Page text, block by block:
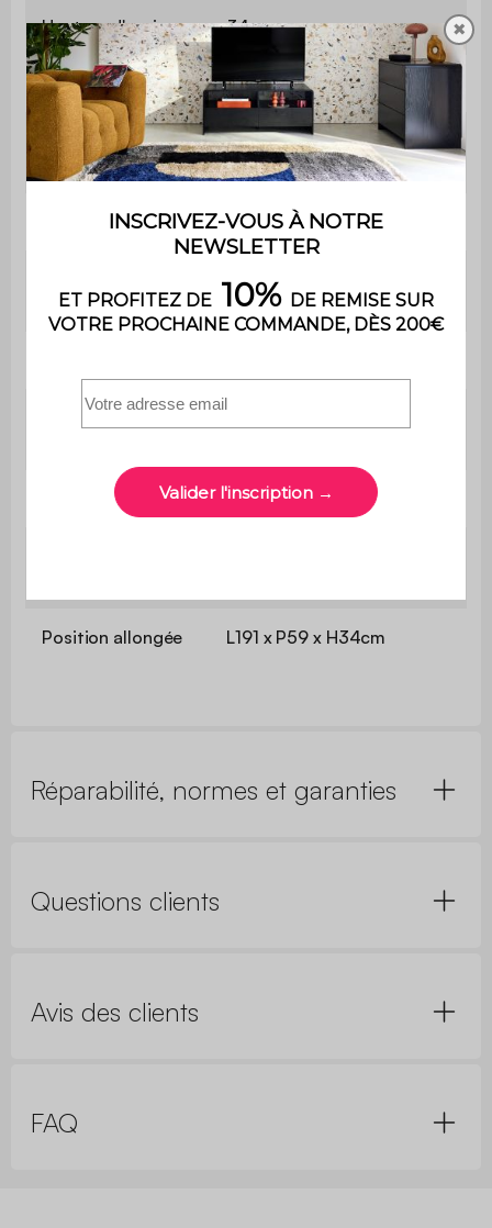
Hauteur d'assise 34 cm
Poids 22 kg
Poids max.
supporté
110 kg
Contient du bois Non
Montage
Facile à monter notice
fournie
Usage
Usage domestique
2 ans
Position allongée L191 x P59 x H34cm
Réparabilité, normes et garanties
Questions clients
Avis des clients
FAQ
✖